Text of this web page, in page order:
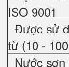
ISO 9001
Được sử
từ (10 -
Nước sơn